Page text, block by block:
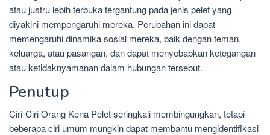
atau justru lebih terbuka tergantung pada jenis pelet yang
diyakini mempengaruhi mereka. Perubahan ini dapat
memengaruhi dinamika sosial mereka, baik dengan teman,
keluarga, atau pasangan, dan dapat menyebabkan ketegangan
atau ketidaknyamanan dalam hubungan tersebut.
Penutup
Ciri-Ciri Orang Kena Pelet seringkali membingungkan, tetapi
beberapa ciri umum mungkin dapat membantu mengidentifikasi